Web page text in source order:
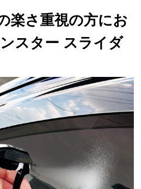
楽さ重視の方にお
スター スライダ